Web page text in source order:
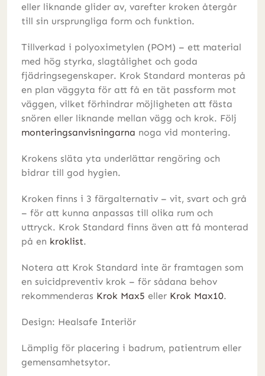
eller liknande glider av, varefter kroken återgår
till sin ursprungliga form och funktion.
Tillverkad i polyoximetylen (POM) – ett material
med hög styrka, slagtålighet och goda
fjädringsegenskaper. Krok Standard monteras på
en plan väggyta för att få en tät passform mot
väggen, vilket förhindrar möjligheten att fästa
snören eller liknande mellan vägg och krok. Följ
monteringsanvisningarna noga vid montering.
Krokens släta yta underlättar rengöring och
bidrar till god hygien.
Kroken finns i 3 färgalternativ – vit, svart och grå
– för att kunna anpassas till olika rum och
uttryck. Krok Standard finns även att få monterad
på en kroklist.
Notera att Krok Standard inte är framtagen som
en suicidpreventiv krok – för sådana behov
rekommenderas Krok Max5 eller Krok Max10.
Design: Healsafe Interiör
Lämplig för placering i badrum, patientrum eller
gemensamhetsytor.